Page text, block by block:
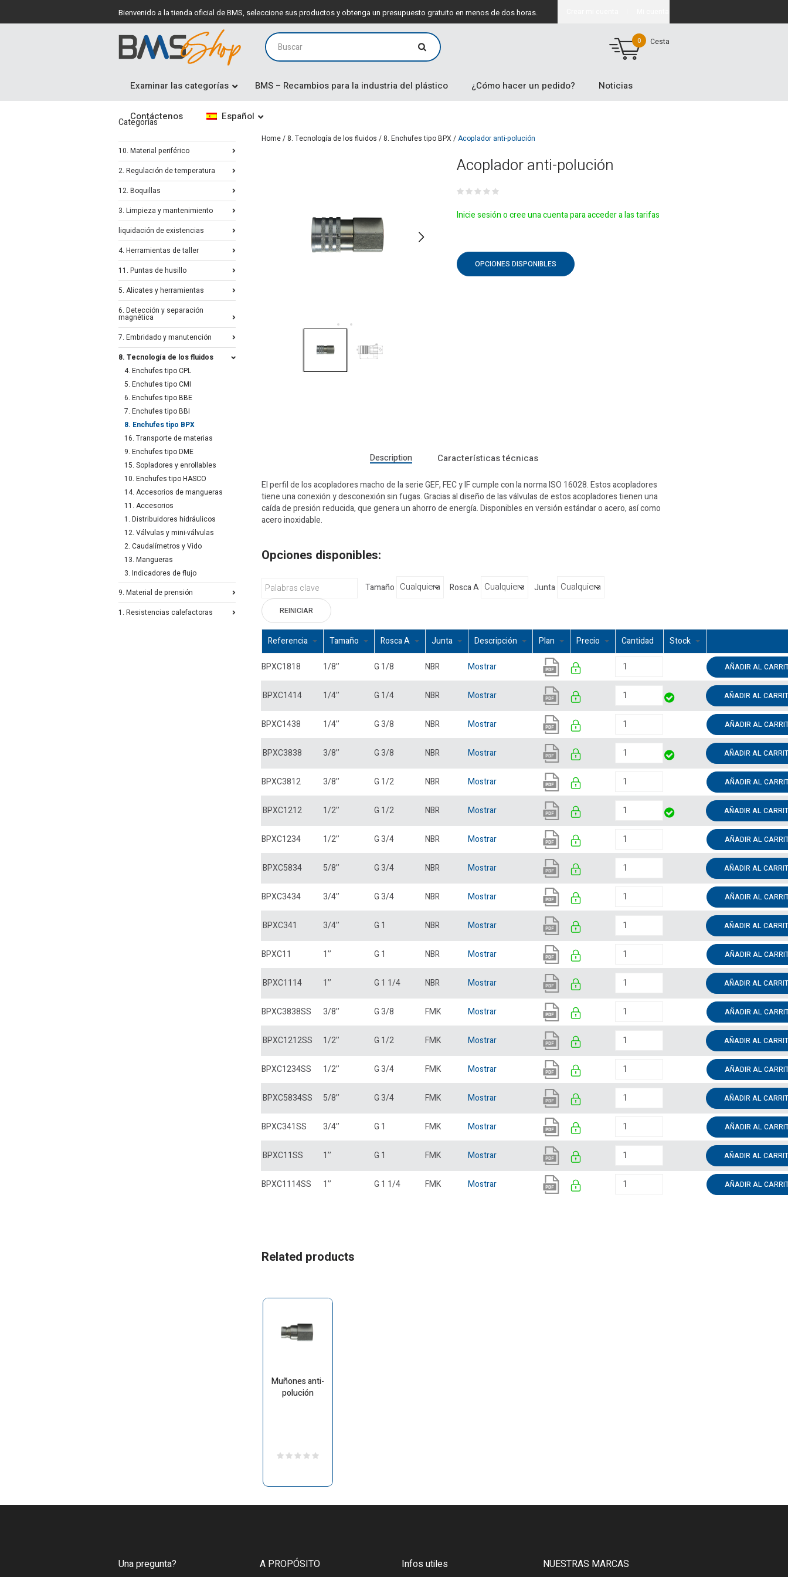
Bienvenido a la tienda oficial de BMS, seleccione sus productos y obtenga un presupuesto gratuito en menos de dos horas.
0 Cesta
Examinar las categorías BMS – Recambios para la industria del plástico ¿Cómo hacer un pedido? Noticias
Contáctenos Español
Home/8. Tecnología de los fluidos /8. Enchufes tipo BPX /Acoplador anti-polución
Acoplador anti-polución
Inicie sesión o cree una cuenta para acceder a las tarifas
OPCIONES DISPONIBLES
Description Características técnicas
El perfil de los acopladores macho de la serie GEF, FEC y IF cumple con la norma ISO 16028. Estos acopladores
tiene una conexión y desconexión sin fugas. Gracias al diseño de las válvulas de estos acopladores tienen una
caída de presión reducida, que genera un ahorro de energía. Disponibles en versión estándar o acero, así como
acero inoxidable.
Opciones disponibles:
Tamaño Rosca A Junta
REINICIAR
Referencia Tamaño Rosca A Junta Descripción Plan Precio Cantidad Stock
BPXC1818 1/8’’ G 1/8 NBR Mostrar AÑADIR AL
BPXC1414 1/4’’ G 1/4 NBR Mostrar AÑADIR AL
BPXC1438 1/4’’ G 3/8 NBR Mostrar AÑADIR AL
BPXC3838 3/8’’ G 3/8 NBR Mostrar AÑADIR AL
BPXC3812 3/8’’ G 1/2 NBR Mostrar AÑADIR AL
BPXC1212 1/2’’ G 1/2 NBR Mostrar AÑADIR AL
BPXC1234 1/2’’ G 3/4 NBR Mostrar AÑADIR AL
BPXC5834 5/8’’ G 3/4 NBR Mostrar AÑADIR AL
BPXC3434 3/4’’ G 3/4 NBR Mostrar AÑADIR AL
BPXC341 3/4’’ G 1 NBR Mostrar AÑADIR AL
BPXC11 1’’ G 1 NBR Mostrar AÑADIR AL
BPXC1114 1’’ G 1 1/4 NBR Mostrar AÑADIR AL
BPXC3838SS 3/8’’ G 3/8 FMK Mostrar AÑADIR AL
BPXC1212SS 1/2’’ G 1/2 FMK Mostrar AÑADIR AL
BPXC1234SS 1/2’’ G 3/4 FMK Mostrar AÑADIR AL
BPXC5834SS 5/8’’ G 3/4 FMK Mostrar AÑADIR AL
BPXC341SS 3/4’’ G 1 FMK Mostrar AÑADIR AL
BPXC11SS 1’’ G 1 FMK Mostrar AÑADIR AL
BPXC1114SS 1’’ G 1 1/4 FMK Mostrar AÑADIR AL
Related products
Muñones anti-
polución
Categorías
10. Material periférico
2. Regulación de temperatura
12. Boquillas
3. Limpieza y mantenimiento
liquidación de existencias
4. Herramientas de taller
11. Puntas de husillo
5. Alicates y herramientas
6. Detección y separación
magnética
7. Embridado y manutención
8. Tecnología de los fluidos
4. Enchufes tipo CPL
5. Enchufes tipo CMI
6. Enchufes tipo BBE
7. Enchufes tipo BBI
8. Enchufes tipo BPX
16. Transporte de materias
9. Enchufes tipo DME
15. Sopladores y enrollables
10. Enchufes tipo HASCO
14. Accesorios de mangueras
11. Accesorios
1. Distribuidores hidráulicos
12. Válvulas y mini-válvulas
2. Caudalímetros y Vido
13. Mangueras
3. Indicadores de flujo
9. Material de prensión
1. Resistencias calefactoras
Una pregunta? A PROPÓSITO Infos utiles NUESTRAS MARCAS